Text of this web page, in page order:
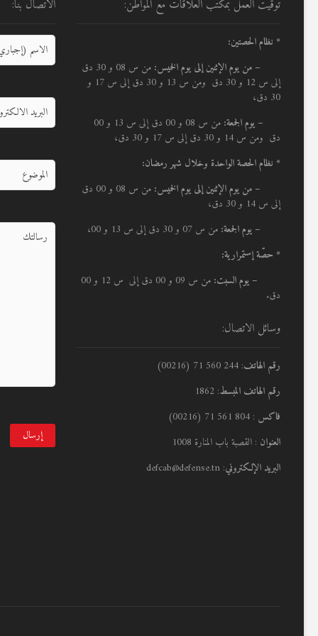
توقيت العمل بمكتب العلاقات مع المواطن:
* نظام الحصتين:
– من يوم الإثنين إلى يوم الخميس:
من س 08 و 30 دق
إلى س 12 و 30 دق ومن س 13 و 30 دق إلى س 17 و
30 دق،
– يوم الجمعة:
من س 08 و 00 دق إلى س 13 و 00
دق ومن س 14 و 30 دق إلى س 17 و 30 دق،
* نظام الحصة الواحدة وخلال شهر رمضان:
– من يوم الإثنين إلى يوم الخميس:
من س 08 و 00 دق
إلى س 14 و 30 دق،
– يوم الجمعة: من س 07 و 30 دق إلى س 13 و 00،
* حصّة إستمرارية:
– يوم السبت:
من س 09 و 00 دق إلى س 12 و 00
دق.
وسائل الاتصال:
رقم الهاتف: 244 560 71 (00216)
رقم الهاتف المبسط: 1862
فاكس : 804 561 71 (00216)
العنوان : القصبة باب المنارة 1008
البريد الإلكتروني: defcab@defense.tn
الاتصال بنا: